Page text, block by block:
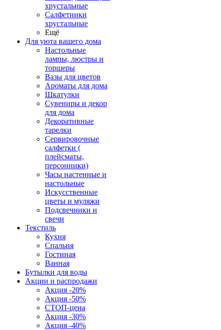
хрустальные
Салфетники
хрустальные
Ещё
Для уюта вашего дома
Настольные
лампы, люстры и
торшеры
Вазы для цветов
Ароматы для дома
Шкатулки
Сувениры и декор
для дома
Декоративные
тарелки
Сервировочные
салфетки (
плейсматы,
персонники)
Часы настенные и
настольные
Искусственные
цветы и муляжи
Подсвечники и
свечи
Текстиль
Кухня
Спальня
Гостиная
Ванная
Бутылки для воды
Акции и распродажи
Акция -20%
Акция -50%
СТОП-цена
Акция -30%
Акция -40%